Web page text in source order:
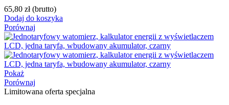
65,80 zł (brutto)
Dodaj do koszyka
Porównaj
Pokaż
Porównaj
Limitowana oferta specjalna